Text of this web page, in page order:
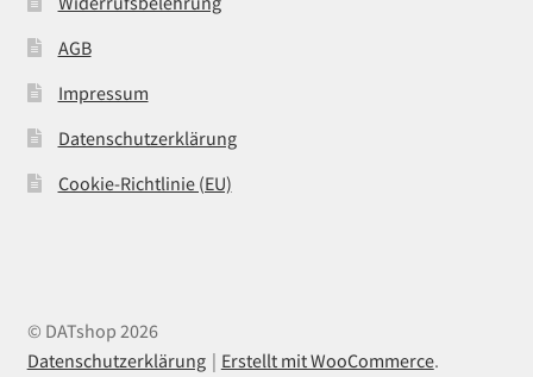
AGB
Impressum
Datenschutzerklärung
Cookie-Richtlinie (EU)
© DATshop 2026
Datenschutzerklärung
Erstellt mit WooCommerce.